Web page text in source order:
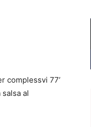
complessvi 77’
al